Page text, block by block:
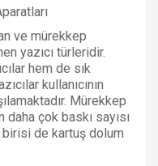
ve mürekkep
yazıcı türleridir.
hem de sık
kullanıcının
Mürekkep
çok baskı sayısı
de kartuş dolum